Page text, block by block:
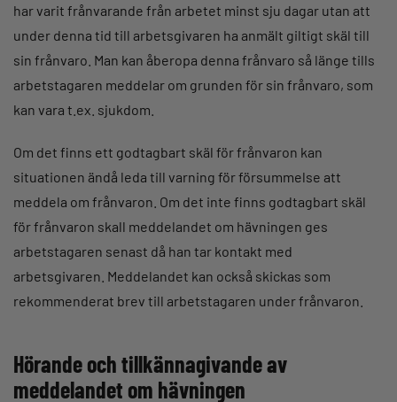
har varit frånvarande från arbetet minst sju dagar utan att
under denna tid till arbetsgivaren ha anmält giltigt skäl till
sin frånvaro. Man kan åberopa denna frånvaro så länge tills
arbetstagaren meddelar om grunden för sin frånvaro, som
kan vara t.ex. sjukdom.
Om det finns ett godtagbart skäl för frånvaron kan
situationen ändå leda till varning för försummelse att
meddela om frånvaron. Om det inte finns godtagbart skäl
för frånvaron skall meddelandet om hävningen ges
arbetstagaren senast då han tar kontakt med
arbetsgivaren. Meddelandet kan också skickas som
rekommenderat brev till arbetstagaren under frånvaron.
Hörande och tillkännagivande av
meddelandet om hävningen